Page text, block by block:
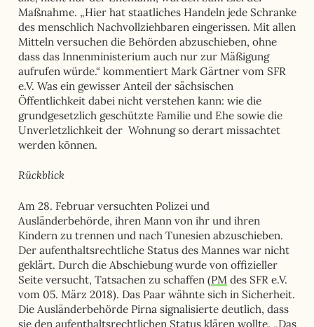
Maßnahme. „Hier hat staatliches Handeln jede Schranke
des menschlich Nachvollziehbaren eingerissen. Mit allen
Mitteln versuchen die Behörden abzuschieben, ohne
dass das Innenministerium auch nur zur Mäßigung
aufrufen würde.“ kommentiert Mark Gärtner vom SFR
e.V. Was ein gewisser Anteil der sächsischen
Öffentlichkeit dabei nicht verstehen kann: wie die
grundgesetzlich geschützte Familie und Ehe sowie die
Unverletzlichkeit der Wohnung so derart missachtet
werden können.
Rückblick
Am 28. Februar versuchten Polizei und
Ausländerbehörde, ihren Mann von ihr und ihren
Kindern zu trennen und nach Tunesien abzuschieben.
Der aufenthaltsrechtliche Status des Mannes war nicht
geklärt. Durch die Abschiebung wurde von offizieller
Seite versucht, Tatsachen zu schaffen (PMdes SFR e.V.
vom 05. März 2018). Das Paar wähnte sich in Sicherheit.
Die Ausländerbehörde Pirna signalisierte deutlich, dass
sie den aufenthaltsrechtlichen Status klären wollte. „Das